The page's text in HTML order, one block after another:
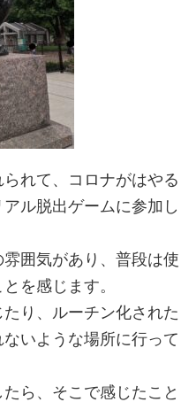
れて、コロナがはやる
ル脱出ゲームに参加し
囲気があり、普段は使
を感じます。
り、ルーチン化された
いような場所に行って
ら、そこで感じたこと